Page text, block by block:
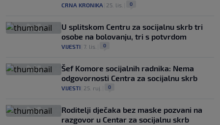
CRNA KRONIKA 25. lis. 0
U splitskom Centru za socijalnu skrb tri
osobe na bolovanju, tri s potvrdom
VIJESTI 7. lis. 0
Šef Komore socijalnih radnika: Nema
odgovornosti Centra za socijalnu skrb
VIJESTI 25. ruj. 0
Roditelji dječaka bez maske pozvani na
razgovor u Centar za socijalnu skrb